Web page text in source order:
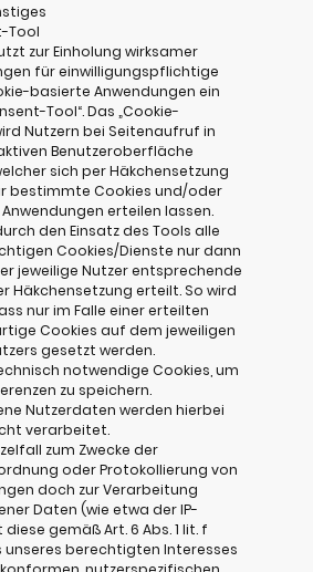
Tool
zur Einholung wirksamer
für einwilligungspflichtige
basierte Anwendungen ein
Tool“. Das „Cookie-
Nutzern bei Seitenaufruf in
Benutzeroberfläche
sich per Häkchensetzung
bestimmte Cookies und/oder
erteilen lassen.
den Einsatz des Tools alle
Cookies/Dienste nur dann
jeweilige Nutzer entsprechende
Häkchensetzung erteilt. So wird
nur im Falle einer erteilten
Cookies auf dem jeweiligen
gesetzt werden.
notwendige Cookies, um
zu speichern.
Nutzerdaten werden hierbei
verarbeitet.
zum Zwecke der
oder Protokollierung von
doch zur Verarbeitung
Daten (wie etwa der IP-
gemäß Art. 6 Abs. 1 lit. f
unseres berechtigten Interesses